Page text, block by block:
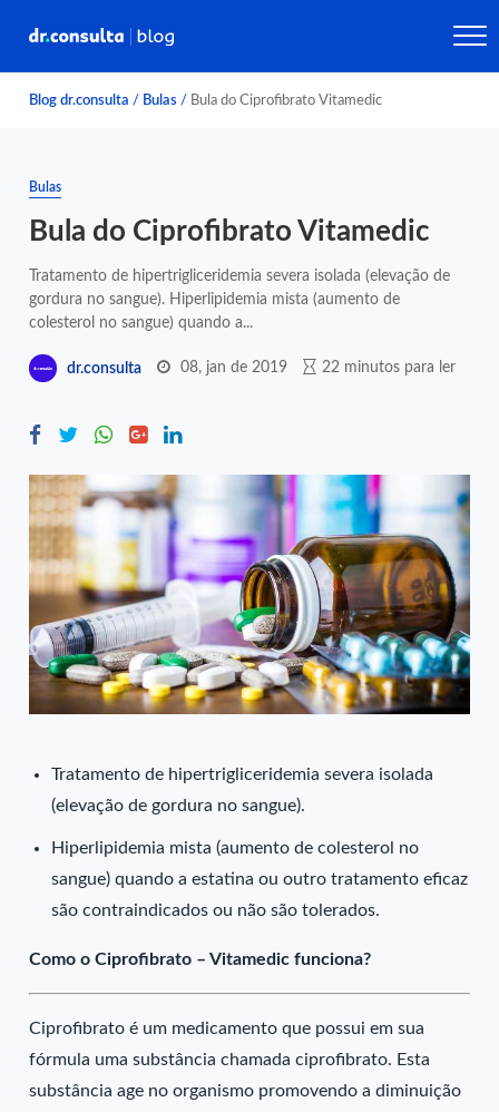
Blog dr.consulta / Bulas / Bula do Ciprofibrato Vitamedic
Bulas
Bula do Ciprofibrato Vitamedic
Tratamento de hipertrigliceridemia severa isolada (elevação de
gordura no sangue). Hiperlipidemia mista (aumento de
colesterol no sangue) quando a...
dr.consulta 08, jan de 2019 22 minutos para ler
Tratamento de hipertrigliceridemia severa isolada
(elevação de gordura no sangue).
Hiperlipidemia mista (aumento de colesterol no
sangue) quando a estatina ou outro tratamento eficaz
são contraindicados ou não são tolerados.
Como o Ciprofibrato – Vitamedic funciona?
Ciprofibrato é um medicamento que possui em sua
fórmula uma substância chamada ciprofibrato. Esta
substância age no organismo promovendo a diminuição